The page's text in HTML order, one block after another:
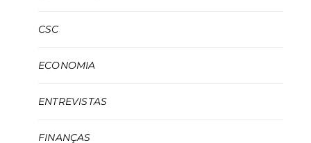
CSC
ECONOMIA
ENTREVISTAS
FINANÇAS